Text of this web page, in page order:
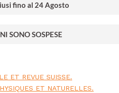
fino al 24 Agosto
SONO SOSPESE
ET REVUE SUISSE.
ET NATURELLES.